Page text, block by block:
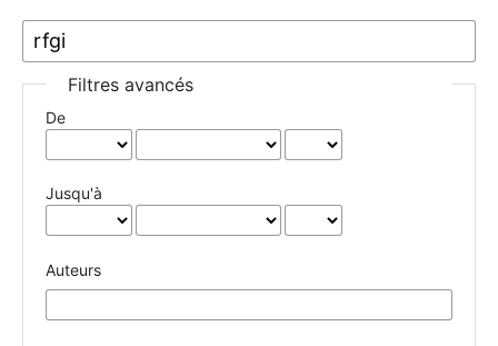
Filtres avancés
De
Jusqu'à
Auteurs